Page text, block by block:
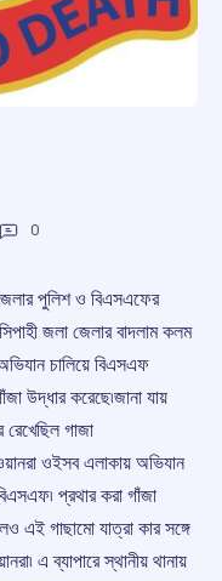
0
পুলিশ ও বিএসএফের
জলা জেলার বাদলাম কলম
চালিয়ে বিএসএফ
উদ্ধার করেছে৷জানা যায়
গাজা
ওইসব এলাকায় অভিযান
প্রথার করা গাঁজা
এই গাছামো যাত্রা কার সঙ্গে
এ ব্যাপারে স্থানীয় থানায়